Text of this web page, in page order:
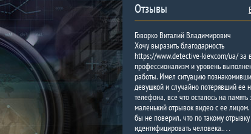
Отзывы
Говорко Виталий Владимирович
Хочу выразить благодарность
https://www.detective-kiev.com/ua/ за
профессионализм и уровень
работы. Имел ситуацию
девушкой и случайно потерявший ее
телефона, все что осталось на память
маленький отрывок видео с ее лицом.
бы не поверил, что по такому
идентифицировать человека.…